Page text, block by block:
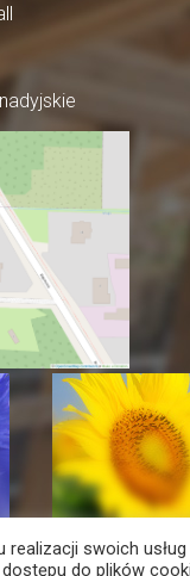
swoich
do plików